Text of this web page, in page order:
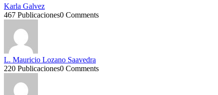
Karla Galvez
467 Publicaciones0 Comments
L. Mauricio Lozano Saavedra
220 Publicaciones0 Comments